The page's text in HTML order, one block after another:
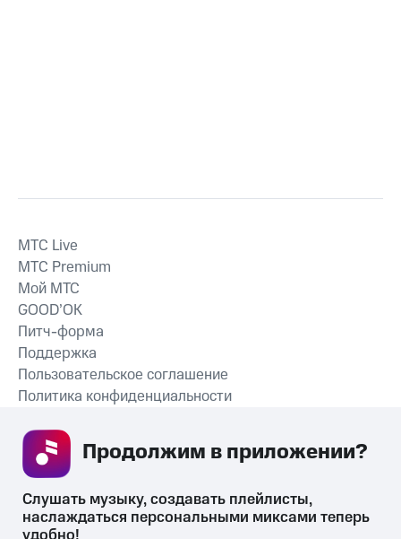
СКАЧАТЬ ПРИЛОЖЕНИЕ
MTС Live
MTС Premium
Мой МТС
GOOD’OK
Питч-форма
Поддержка
Пользовательское соглашение
Политика конфиденциальности
Слушать музыку, создавать плейлисты,
наслаждаться персональными миксами теперь